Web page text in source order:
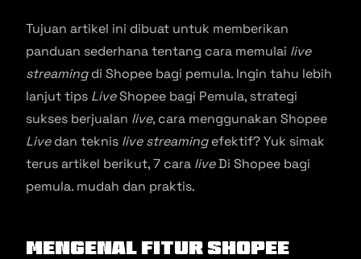
Tujuan artikel ini dibuat untuk memberikan
panduan sederhana tentang cara memulai live
streamingdi Shopee bagi pemula. Ingin tahu lebih
lanjut tips LiveShopee bagi Pemula, strategi
sukses berjualan live, cara menggunakan Shopee
Livedan teknis live streamingefektif? Yuk simak
terus artikel berikut, 7 cara liveDi Shopee bagi
pemula. mudah dan praktis.
Mengenal Fitur Shopee